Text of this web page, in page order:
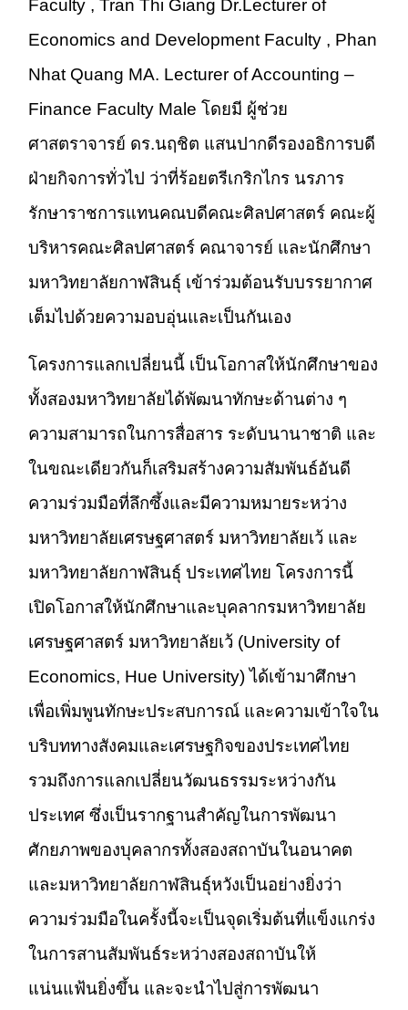
Faculty , Tran Thi Giang Dr.Lecturer of
Economics and Development Faculty , Phan
Nhat Quang MA. Lecturer of Accounting –
Finance Faculty Male โดยมี ผู้ช่วย
ศาสตราจารย์ ดร.นฤชิต แสนปากดีรองอธิการบดี
ฝ่ายกิจการทั่วไป ว่าที่ร้อยตรีเกริกไกร นรภาร
รักษาราชการแทนคณบดีคณะศิลปศาสตร์ คณะผู้
บริหารคณะศิลปศาสตร์ คณาจารย์ และนักศึกษา
มหาวิทยาลัยกาฬสินธุ์ เข้าร่วมต้อนรับบรรยากาศ
เต็มไปด้วยความอบอุ่นและเป็นกันเอง
โครงการแลกเปลี่ยนนี้ เป็นโอกาสให้นักศึกษาของ
ทั้งสองมหาวิทยาลัยได้พัฒนาทักษะด้านต่าง ๆ
ความสามารถในการสื่อสาร ระดับนานาชาติ และ
ในขณะเดียวกันก็เสริมสร้างความสัมพันธ์อันดี
ความร่วมมือที่ลึกซึ้งและมีความหมายระหว่าง
มหาวิทยาลัยเศรษฐศาสตร์ มหาวิทยาลัยเว้ และ
มหาวิทยาลัยกาฬสินธุ์ ประเทศไทย โครงการนี้
เปิดโอกาสให้นักศึกษาและบุคลากรมหาวิทยาลัย
เศรษฐศาสตร์ มหาวิทยาลัยเว้ (University of
Economics, Hue University) ได้เข้ามาศึกษา
เพื่อเพิ่มพูนทักษะประสบการณ์ และความเข้าใจใน
บริบททางสังคมและเศรษฐกิจของประเทศไทย
รวมถึงการแลกเปลี่ยนวัฒนธรรมระหว่างกัน
ประเทศ ซึ่งเป็นรากฐานสำคัญในการพัฒนา
ศักยภาพของบุคลากรทั้งสองสถาบันในอนาคต
และมหาวิทยาลัยกาฬสินธุ์หวังเป็นอย่างยิ่งว่า
ความร่วมมือในครั้งนี้จะเป็นจุดเริ่มต้นที่แข็งแกร่ง
ในการสานสัมพันธ์ระหว่างสองสถาบันให้
แน่นแฟ้นยิ่งขึ้น และจะนำไปสู่การพัฒนา